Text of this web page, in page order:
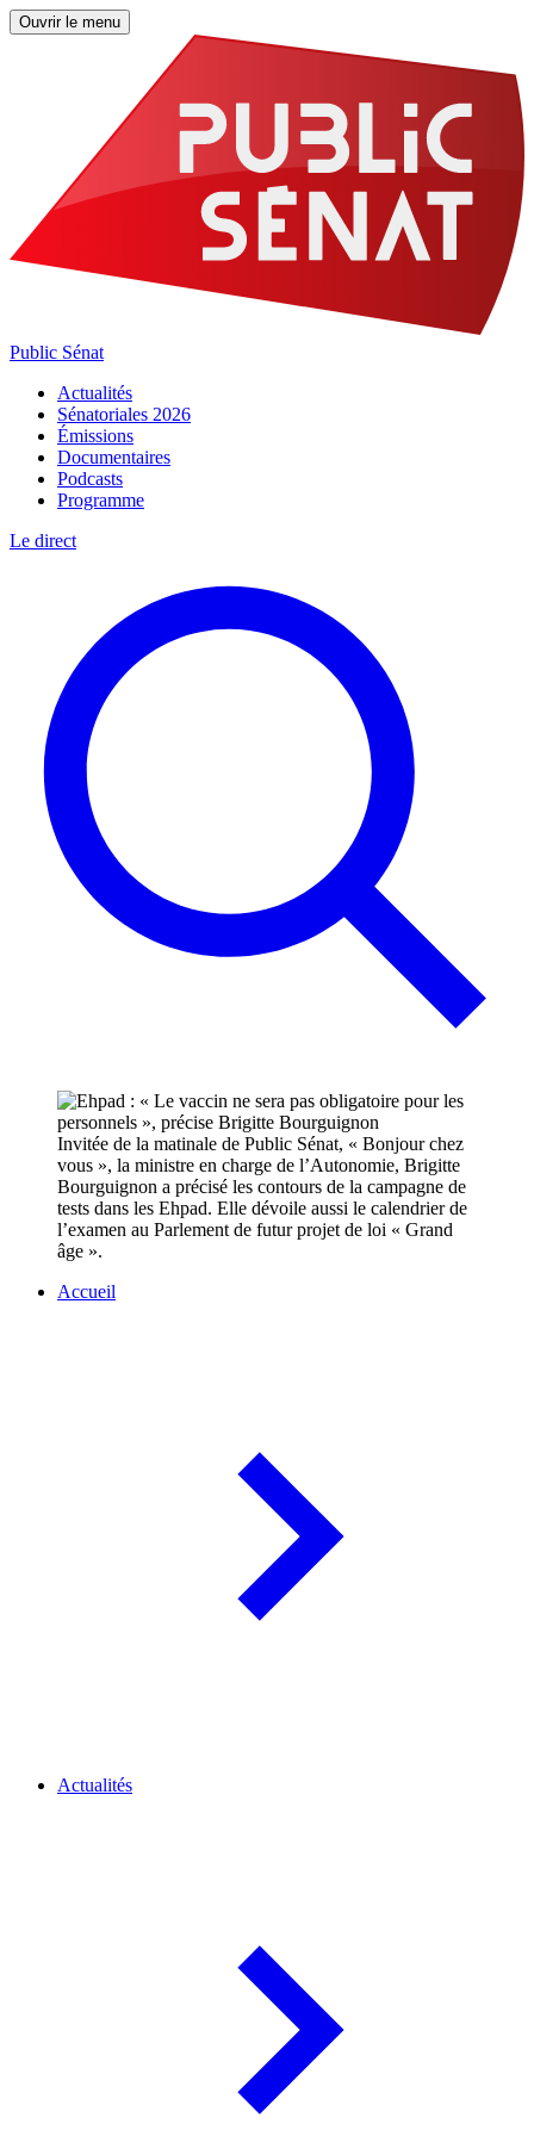
Ouvrir le menu
Public Sénat
Actualités
Sénatoriales 2026
Émissions
Documentaires
Podcasts
Programme
Le direct
Invitée de la matinale de Public Sénat, « Bonjour chez
vous », la ministre en charge de l’Autonomie, Brigitte
Bourguignon a précisé les contours de la campagne de
tests dans les Ehpad. Elle dévoile aussi le calendrier de
l’examen au Parlement de futur projet de loi « Grand
âge ».
Accueil
Actualités